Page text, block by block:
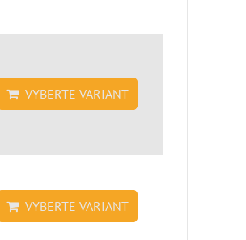
VYBERTE VARIANT
VYBERTE VARIANT